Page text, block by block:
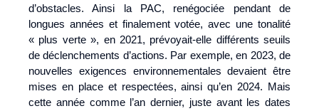
d’obstacles. Ainsi la PAC, renégociée pendant de
longues années et finalement votée, avec une tonalité
« plus verte », en 2021, prévoyait-elle différents seuils
de déclenchements d’actions. Par exemple, en 2023, de
nouvelles exigences environnementales devaient être
mises en place et respectées, ainsi qu’en 2024. Mais
cette année comme l’an dernier, juste avant les dates